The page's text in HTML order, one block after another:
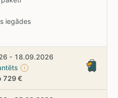
iegādes
- 18.09.2026
i
729 €